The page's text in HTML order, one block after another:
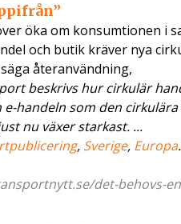
öka om konsumtionen i
och butik kräver nya
återanvändning,
beskrivs hur cirkulär
handeln som den
nu växer starkast. ...
, Sverige, Europa
det-behovs-